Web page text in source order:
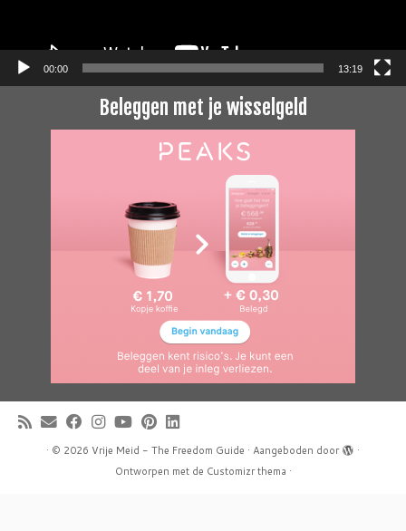
00:00 13:19
Beleggen met je wisselgeld
· © 2026 Vrije Meid - The Freedom Guide · Aangeboden door
·
Ontworpen met de Customizr thema ·